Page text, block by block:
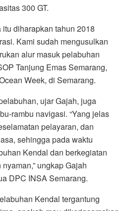
300 GT.
diharapkan tahun 2018
Kami sudah mengusulkan
alur masuk pelabuhan
Tanjung Emas Semarang,
Week, di Semarang.
ujar Gajah, juga
rambu navigasi. “Yang jelas
pelayaran, dan
sehingga pada waktu
Kendal dan berkegiatan
ungkap Gajah
DPC INSA Semarang.
Kendal tergantung